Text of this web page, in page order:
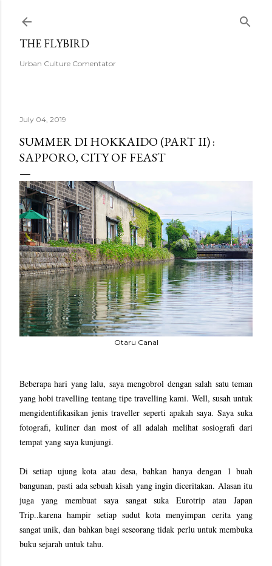
THE FLYBIRD
Urban Culture Comentator
July 04, 2019
SUMMER DI HOKKAIDO (PART II) :
SAPPORO, CITY OF FEAST
Otaru Canal
Beberapa hari yang lalu, saya mengobrol dengan salah satu teman
yang hobi travelling tentang tipe travelling kami. Well, susah untuk
mengidentifikasikan jenis traveller seperti apakah saya. Saya suka
fotografi, kuliner dan most of all adalah melihat sosiografi dari
tempat yang saya kunjungi.
Di setiap ujung kota atau desa, bahkan hanya dengan 1 buah
bangunan, pasti ada sebuah kisah yang ingin diceritakan. Alasan itu
juga yang membuat saya sangat suka Eurotrip atau Japan
Trip..karena hampir setiap sudut kota menyimpan cerita yang
sangat unik, dan bahkan bagi seseorang tidak perlu untuk membuka
buku sejarah untuk tahu.